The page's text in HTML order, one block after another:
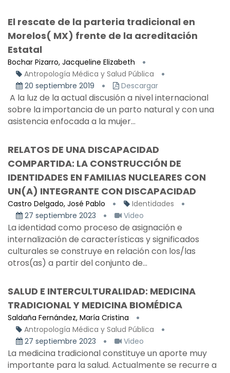
El rescate de la parteria tradicional en
Morelos( MX) frente de la acreditación
Estatal
Bochar Pizarro, Jacqueline Elizabeth
Antropología Médica y Salud Pública
20 septiembre 2019
Descargar
A la luz de la actual discusión a nivel internacional
sobre la importancia de un parto natural y con una
asistencia enfocada a la mujer...
RELATOS DE UNA DISCAPACIDAD
COMPARTIDA: LA CONSTRUCCIÓN DE
IDENTIDADES EN FAMILIAS NUCLEARES CON
UN(A) INTEGRANTE CON DISCAPACIDAD
Castro Delgado, José Pablo
Identidades
27 septiembre 2023
Video
La identidad como proceso de asignación e
internalización de características y significados
culturales se construye en relación con los/las
otros(as) a partir del conjunto de...
SALUD E INTERCULTURALIDAD: MEDICINA
TRADICIONAL Y MEDICINA BIOMÉDICA
Saldaña Fernández, María Cristina
Antropología Médica y Salud Pública
27 septiembre 2023
Video
La medicina tradicional constituye un aporte muy
importante para la salud. Actualmente se recurre a